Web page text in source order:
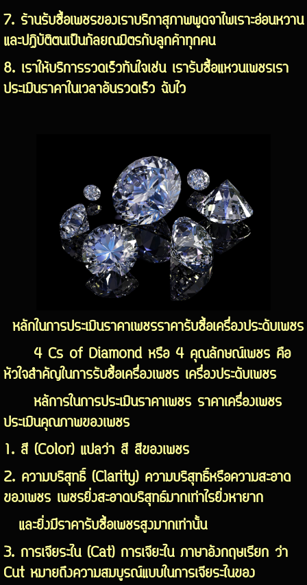
7. ร้านรับซื้อเพชรของเราบริกาสุภาพพูดจาไพเราะอ่อนหวาน
และปฎิบัติตนเป็นกัลยณมิตรกับลูกค้าทุกคน
8. เราให้บริการรวดเร็วทันใจเช่น เรารับซื้อแหวนเพชรเรา
ประเมินราคาในเวลาอันรวดเร็ว ฉับไว
หลักในการประเมินราคาเพชรราคารับซื้อเครื่องประดับเพชร
4 Cs of Diamond หรือ 4 คุณลักษณ์เพชร คือ
หัวใจสำคัญในการรับซื้อเครื่องเพชร เครื่องประดับเพชร
หลัการในการประเมินราคาเพชร ราคาเครื่องเพชร
ประเมินคุณภาพของเพชร
1. สี (Color) แปลว่า สี สีของเพชร
2. ความบริสุทธิ์ (Clarity) ความบริสุทธิ์หรือความสะอาด
ของเพชร เพชรยิ่งสะอาดบริสุทธ์มากเท่าไรยิ่งหายาก
และยิ่งมีราคารับซื้อเพชรสูงมากเท่านั้น
3. การเจียระไน (Cat) การเจียะไน ภาษาอังกฤษเรียก ว่า
Cut หมายถึงความสมบูรณ์แบบในการเจียระไนของ